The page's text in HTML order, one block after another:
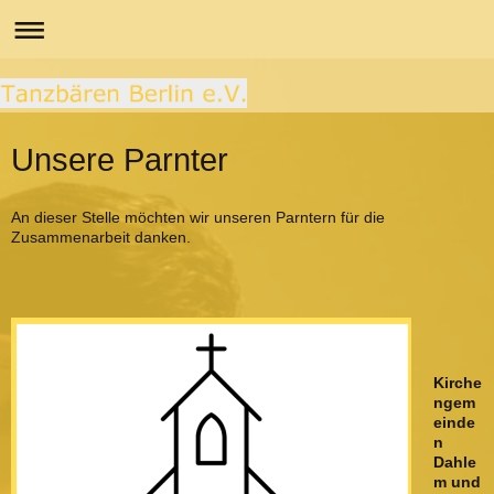
Unsere Parnter
An dieser Stelle möchten wir unseren Parntern für die
Zusammenarbeit danken.
Kirche
ngem
einde
n
Dahle
m und